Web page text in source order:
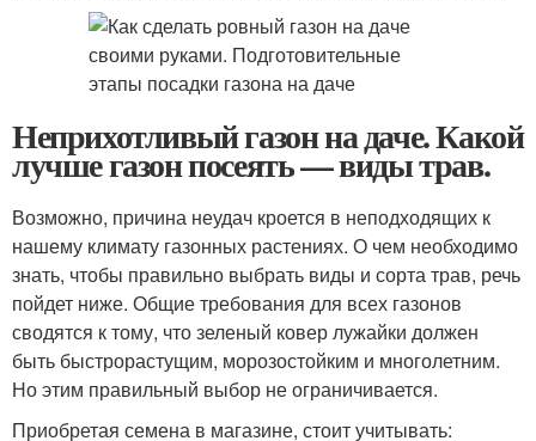
Неприхотливый газон на даче. Какой
лучше газон посеять — виды трав.
Возможно, причина неудач кроется в неподходящих к
нашему климату газонных растениях. О чем необходимо
знать, чтобы правильно выбрать виды и сорта трав, речь
пойдет ниже. Общие требования для всех газонов
сводятся к тому, что зеленый ковер лужайки должен
быть быстрорастущим, морозостойким и многолетним.
Но этим правильный выбор не ограничивается.
Приобретая семена в магазине, стоит учитывать: